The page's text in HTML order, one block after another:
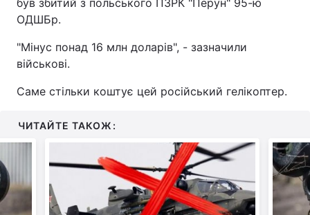
ОДШБр.
"Мінус понад 16 млн доларів", - зазначили
військові.
Саме стільки коштує цей російський гелікоптер.
ЧИТАЙТЕ ТАКОЖ: